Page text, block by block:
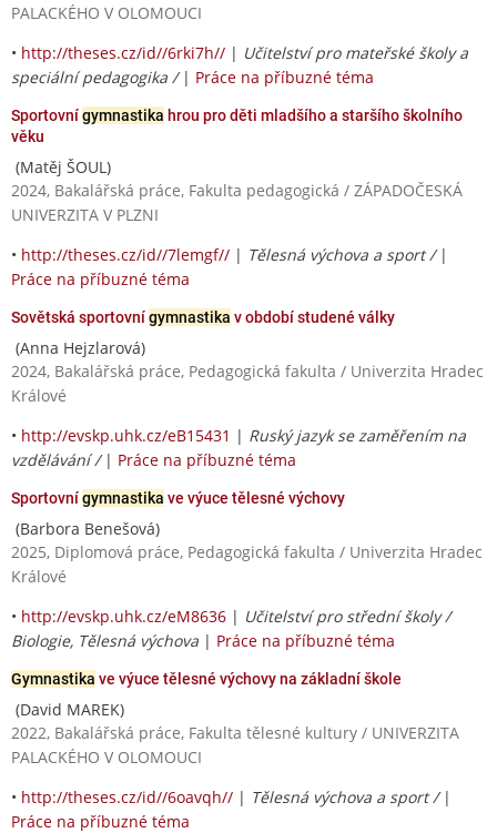
PALACKÉHO V OLOMOUCI
• http://theses.cz/id//6rki7h// | Učitelství pro mateřské školy a
speciální pedagogika / | Práce na příbuzné téma
Sportovnígymnastika hrou pro děti mladšího a staršího školního
věku
(Matěj ŠOUL)
2024, Bakalářská práce, Fakulta pedagogická / ZÁPADOČESKÁ
UNIVERZITA V PLZNI
• http://theses.cz/id//7lemgf// | Tělesná výchova a sport / |
Práce na příbuzné téma
Sovětská sportovnígymnastika v období studené války
(Anna Hejzlarová)
2024, Bakalářská práce, Pedagogická fakulta / Univerzita Hradec
Králové
• http://evskp.uhk.cz/eB15431 | Ruský jazyk se zaměřením na
vzdělávání / | Práce na příbuzné téma
Sportovnígymnastika ve výuce tělesné výchovy
(Barbora Benešová)
2025, Diplomová práce, Pedagogická fakulta / Univerzita Hradec
Králové
• http://evskp.uhk.cz/eM8636 | Učitelství pro střední školy /
Biologie, Tělesná výchova | Práce na příbuzné téma
Gymnastika ve výuce tělesné výchovy na základní škole
(David MAREK)
2022, Bakalářská práce, Fakulta tělesné kultury / UNIVERZITA
PALACKÉHO V OLOMOUCI
• http://theses.cz/id//6oavqh// | Tělesná výchova a sport / |
Práce na příbuzné téma